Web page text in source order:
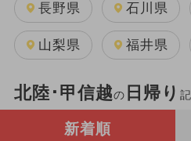
長野県 石川県
山梨県 福井県
北陸･甲信越の 日帰り
新着順